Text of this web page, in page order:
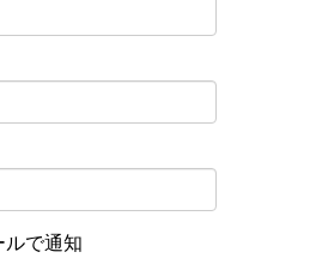
ルで通知